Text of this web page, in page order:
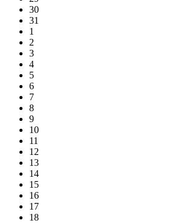
30
31
1
2
3
4
5
6
7
8
9
10
11
12
13
14
15
16
17
18